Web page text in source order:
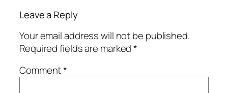
Leave a Reply
Your email address will not be published.
Required fields are marked*
Comment*